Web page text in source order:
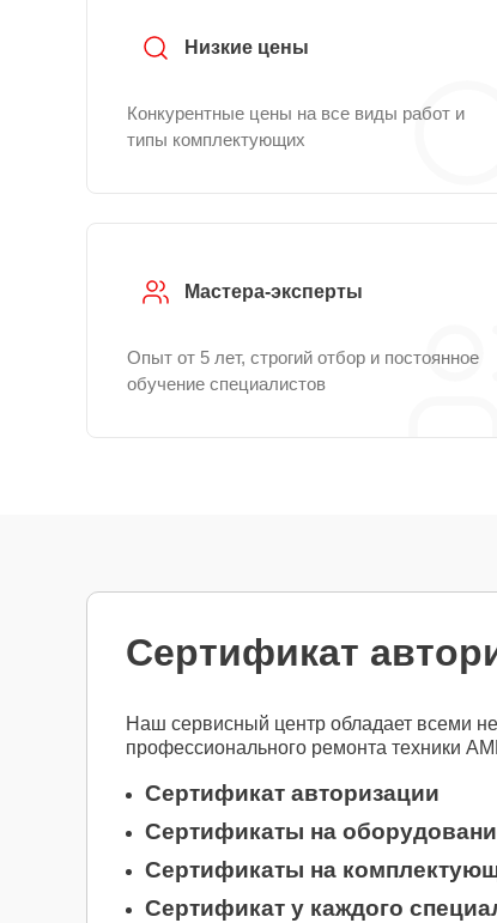
Низкие цены
Конкурентные цены на все виды работ и
типы комплектующих
Мастера-эксперты
Опыт от 5 лет, строгий отбор и постоянное
обучение специалистов
Сертификат
Наш сервисный центр обладает всеми
профессионального ремонта техники
Сертификат авторизации
Сертификаты на
Сертификаты на
Сертификат у каждого